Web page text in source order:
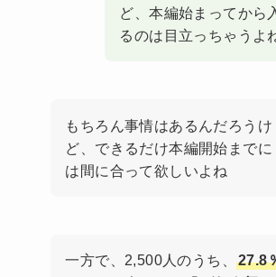
ど、本編始まってから
るのは目立っちゃうよ
もちろん事情はあるんだろうけ
ど、できるだけ本編開始までに
は間に合って欲しいよね
一方で、2,500人のうち、27.8